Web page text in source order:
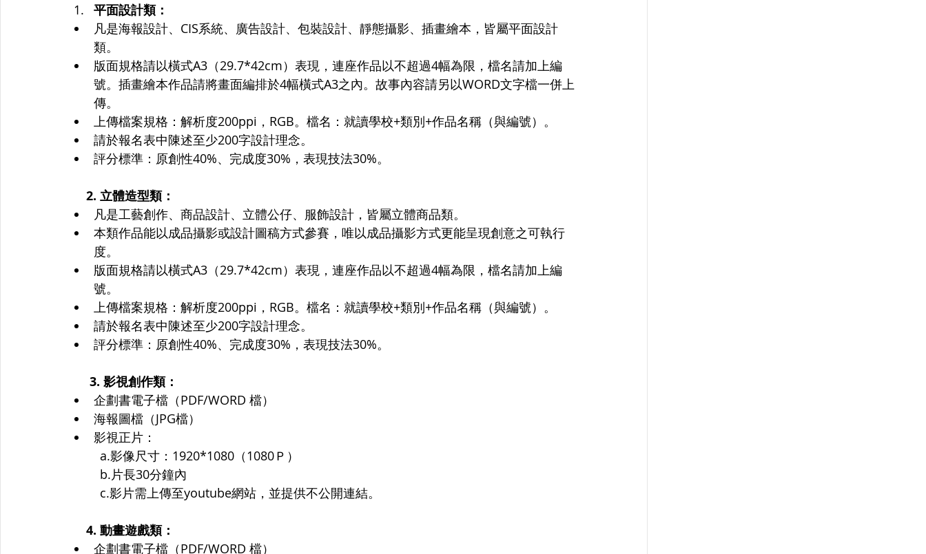
平面設計類：
凡是海報設計、CIS系統、廣告設計、包裝設計、靜態攝影、插畫繪本，皆屬平面設計
類。
版面規格請以橫式A3（29.7*42cm）表現，連座作品以不超過4幅為限，檔名請加上編
號。插畫繪本作品請將畫面編排於4幅橫式A3之內。故事內容請另以WORD文字檔一併上
傳。
上傳檔案規格：解析度200ppi，RGB。檔名：就讀學校+類別+作品名稱（與編號）。
請於報名表中陳述至少200字設計理念。
評分標準：原創性40%、完成度30%，表現技法30%。
     2. 立體造型類：
凡是工藝創作、商品設計、立體公仔、服飾設計，皆屬立體商品類。
本類作品能以成品攝影或設計圖稿方式參賽，唯以成品攝影方式更能呈現創意之可執行
度。
版面規格請以橫式A3（29.7*42cm）表現，連座作品以不超過4幅為限，檔名請加上編
號。
上傳檔案規格：解析度200ppi，RGB。檔名：就讀學校+類別+作品名稱（與編號）。
請於報名表中陳述至少200字設計理念。
評分標準：原創性40%、完成度30%，表現技法30%。
      3. 影視創作類：
企劃書電子檔（PDF/WORD 檔）
海報圖檔（JPG檔）
影視正片：
         a.影像尺寸：1920*1080（1080Ｐ）
         b.片長30分鐘內
         c.影片需上傳至youtube網站，並提供不公開連結。
4. 動畫遊戲類：
企劃書電子檔（PDF/WORD 檔）